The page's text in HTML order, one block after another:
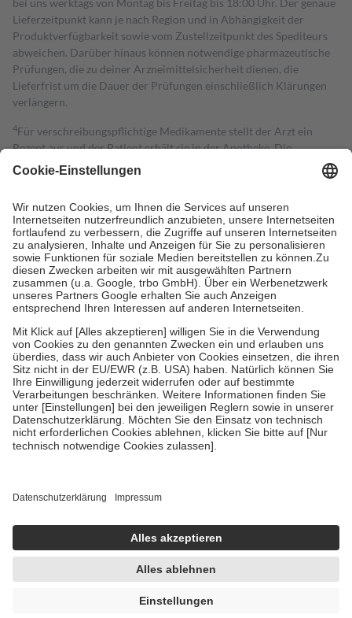
bei uns werktags von Montag bis Freitag bis 18:00 Uhr. Der genaue
Lieferzeitpunkt kann je nach Region und in Abhängigkeit der
Produktverfügbarkeit sowie vom Zustellzeitpunkt des Spediteurs
abweichen. Darüber hinaus können notwendige pharmazeutische
Prüfungen, die zu deiner Arzneimittelsicherheit dienen, die
Lieferfrist um die Dauer der Prüfungen einschließlich Klärungen
verlängern.
4Für verschreibungspflichtige Medikamente stellt der Arzt ein
Rezept aus und der Patient erhält sie in der Apotheke. Die
gesetzliche Krankenversicherung übernimmt in der Regel die
Kosten dafür, der Versicherte trägt einen Teil davon als Zuzahlung
Grundsätzlich leisten Mitglieder Zuzahlungen in Höhe von zehn
Prozent des Abgabepreises,mindestens jedochfünf Euround
höchstens zehn Euro.Es sind jedoch nie mehr als die tatsächlichen
Kosten der Leistung zu entrichten.
Diese Regeln gelten grundsätzlich auch für Online-Apotheken.
Bei Heilmitteln und häuslicher Krankenpflege beträgt die
Zuzahlung zehn Prozent der Kosten sowie zehn Euro je
Verordnung.
Um das Engagement der Versicherten für ihre eigene Gesundheit zu
stärken und die besondere Stellung der Familie zu unterstützen,
fallenkeine Zuzahlungenan bei:
• Kindern und Jugendlichen bis zum vollendeten 18. Lebensjahr
mit Ausnahme der Fahrkosten
• Untersuchungen zur Vorsorge und Früherkennung, die von der
GKV getragen werden
Einholung von Bewertungen. Trusted Shops hat Maßnahmen
getroffen, um sicherzustellen, dass es sich um echte Bewertungen
handelt. Mehr Informationen findest du hier:
https://help.etrusted.com/hc/de/articles/4419944605341